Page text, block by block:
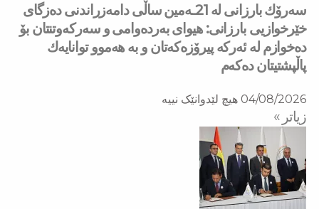
سه‌رۆك بارزانی له‌ 21ـه‌مین ساڵی دامەزراندنی دەزگای
خێرخوازیی بارزانی: هیوای بەردەوامی و سەركەوتنتان بۆ
دەخوازم لە ئەركە پیرۆزەكەتان و بە هەموو توانایەك
پاڵپشتیتان دەكەم
04/08/2026 هیچ لێدوانێک نییە
زیاتر »